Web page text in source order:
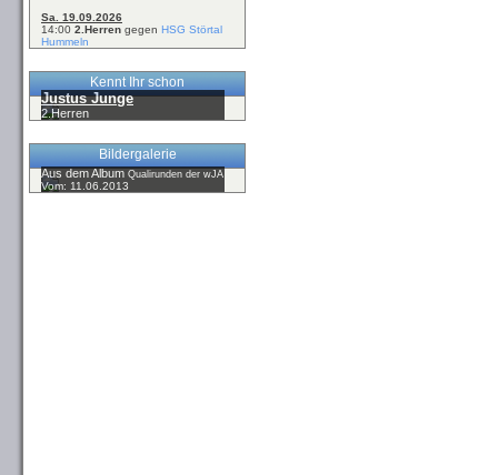
Sa. 19.09.2026
14:00 2.Herren gegen HSG Störtal
Hummeln
Kennt Ihr schon
Justus Junge
2.Herren
Bildergalerie
Aus dem AlbumQualirunden der wJA
Vom: 11.06.2013